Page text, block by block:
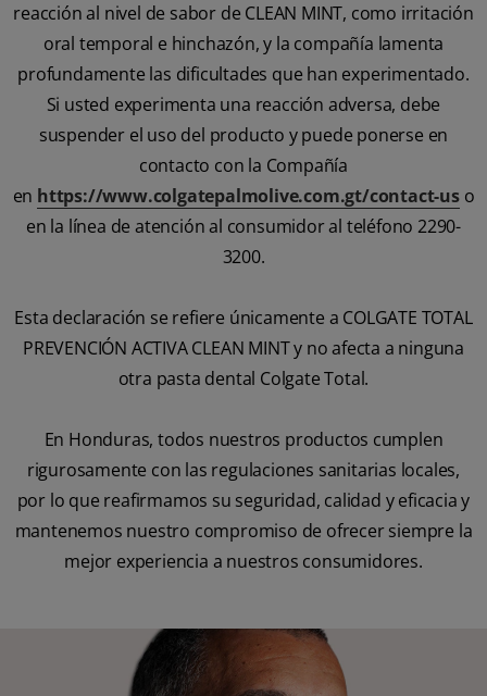
reacción al nivel de sabor de CLEAN MINT, como irritación
oral temporal e hinchazón, y la compañía lamenta
profundamente las dificultades que han experimentado.
Si usted experimenta una reacción adversa, debe
suspender el uso del producto y puede ponerse en
contacto con la Compañía
en https://www.colgatepalmolive.com.gt/contact-uso
en la línea de atención al consumidor al teléfono 2290-
3200.
Esta declaración se refiere únicamente a COLGATE TOTAL
PREVENCIÓN ACTIVA CLEAN MINT y no afecta a ninguna
otra pasta dental Colgate Total.
En Honduras, todos nuestros productos cumplen
rigurosamente con las regulaciones sanitarias locales,
por lo que reafirmamos su seguridad, calidad y eficacia y
mantenemos nuestro compromiso de ofrecer siempre la
mejor experiencia a nuestros consumidores.